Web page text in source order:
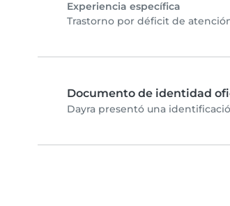
Experiencia específica
Trastorno por déficit de
Documento de identidad
Dayra presentó una